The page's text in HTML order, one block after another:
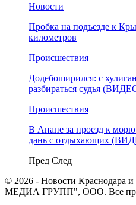
Новости
Пробка на подъезде к
километров
Происшествия
Додебоширился: с
разбираться судья
Происшествия
В Анапе за проезд к
дань с отдыхающих
Пред След
© 2026 - Новости Краснодара
МЕДИА ГРУПП", ООО. Все